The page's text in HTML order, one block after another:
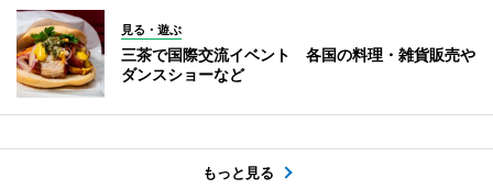
見る・遊ぶ
三茶で国際交流イベント 各国の料理・雑貨販売や
ダンスショーなど
もっと見る